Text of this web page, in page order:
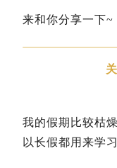
来和你分享一下~
我的假期比较枯
以长假都用来学习